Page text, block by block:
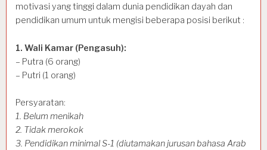
motivasi yang tinggi dalam dunia pendidikan dayah dan
pendidikan umum untuk mengisi beberapa posisi berikut :
1. Wali Kamar (Pengasuh):
– Putra (6 orang)
– Putri (1 orang)
Persyaratan:
1. Belum menikah
2. Tidak merokok
3. Pendidikan minimal S-1 (diutamakan jurusan bahasa Arab